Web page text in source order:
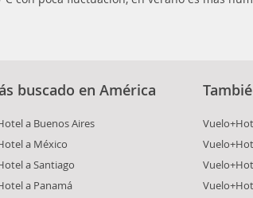
buscado en América
a Buenos Aires
a México
a Santiago
a Panamá